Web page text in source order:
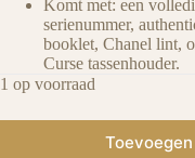
Komt met: een
serienummer,
booklet, Chanel lint,
Curse tassenhouder.
1 op voorraad